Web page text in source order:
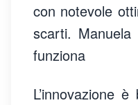
con notevole
scarti.
funziona
L’innovazione